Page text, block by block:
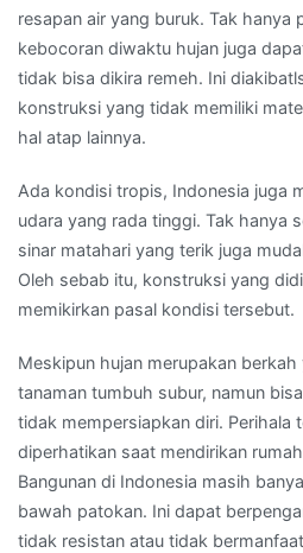
resapan air yang buruk. Tak hanya
kebocoran diwaktu hujan juga
tidak bisa dikira remeh. Ini
konstruksi yang tidak memiliki
hal atap lainnya.
Ada kondisi tropis, Indonesia juga
udara yang rada tinggi. Tak hanya
sinar matahari yang terik juga
Oleh sebab itu, konstruksi yang
memikirkan pasal kondisi tersebut.
Meskipun hujan merupakan
tanaman tumbuh subur, namun
tidak mempersiapkan diri. Perihala
diperhatikan saat mendirikan
Bangunan di Indonesia masih
bawah patokan. Ini dapat
tidak resistan atau tidak